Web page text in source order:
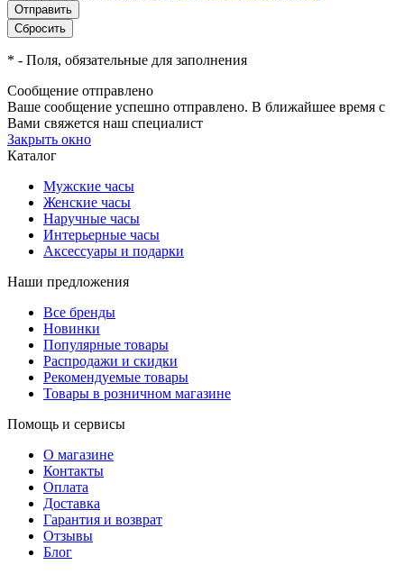
* - Поля, обязательные для заполнения
Сообщение отправлено
Ваше сообщение успешно отправлено. В ближайшее время с
Вами свяжется наш специалист
Закрыть окно
Каталог
Мужские часы
Женские часы
Наручные часы
Интерьерные часы
Аксессуары и подарки
Наши предложения
Все бренды
Новинки
Популярные товары
Распродажи и скидки
Рекомендуемые товары
Товары в розничном магазине
Помощь и сервисы
О магазине
Контакты
Оплата
Доставка
Гарантия и возврат
Отзывы
Блог